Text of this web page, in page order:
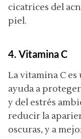
cicatrices del
piel.
4. Vitamina C
La vitamina C
ayuda a
y del estrés
reducir la
oscuras, y a